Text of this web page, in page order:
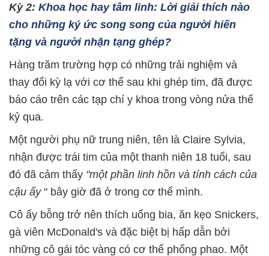
Kỳ 2: Khoa học hay tâm linh: Lời giải thích nào
cho những ký ức song song của người hiến
tặng và người nhận tạng ghép?
Hàng trăm trường hợp có những trải nghiệm và
thay đổi kỳ lạ với cơ thể sau khi ghép tim, đã được
báo cáo trên các tạp chí y khoa trong vòng nửa thế
kỷ qua.
Một người phụ nữ trung niên, tên là Claire Sylvia,
nhận được trái tim của một thanh niên 18 tuổi, sau
đó đã cảm thấy "một phần linh hồn và tính cách của
cậu ấy " bây giờ đã ở trong cơ thể mình.
Cô ấy bỗng trở nên thích uống bia, ăn kẹo Snickers,
gà viên McDonald's và đặc biệt bị hấp dẫn bởi
những cô gái tóc vàng có cơ thể phổng phao. Một